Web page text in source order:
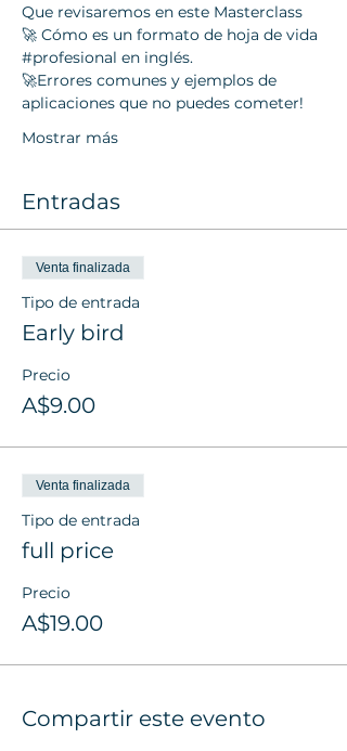
Que revisaremos en este Masterclass
🚀 Cómo es un formato de hoja de vida
#profesional en inglés.
🚀Errores comunes y ejemplos de
aplicaciones que no puedes cometer!
Mostrar más
Entradas
Venta finalizada
Tipo de entrada
Early bird
Precio
A$9.00
Venta finalizada
Tipo de entrada
full price
Precio
A$19.00
Compartir este evento